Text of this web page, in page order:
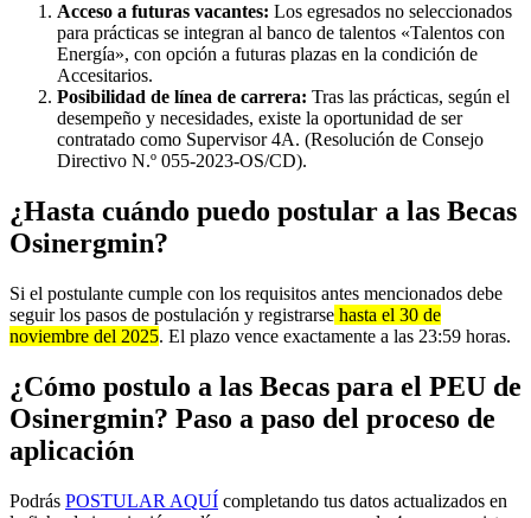
Acceso a futuras vacantes: Los egresados no seleccionados
para prácticas se integran al banco de talentos «Talentos con
Energía», con opción a futuras plazas en la condición de
Accesitarios.
Posibilidad de línea de carrera: Tras las prácticas, según el
desempeño y necesidades, existe la oportunidad de ser
contratado como Supervisor 4A. (Resolución de Consejo
Directivo N.º 055-2023-OS/CD).
¿Hasta cuándo puedo postular a las Becas
Osinergmin?
Si el postulante cumple con los requisitos antes mencionados debe
seguir los pasos de postulación y registrarse hasta el 30 de
noviembre del 2025. El plazo vence exactamente a las 23:59 horas.
¿Cómo postulo a las Becas para el PEU de
Osinergmin? Paso a paso del proceso de
aplicación
Podrás POSTULAR AQUÍ completando tus datos actualizados en